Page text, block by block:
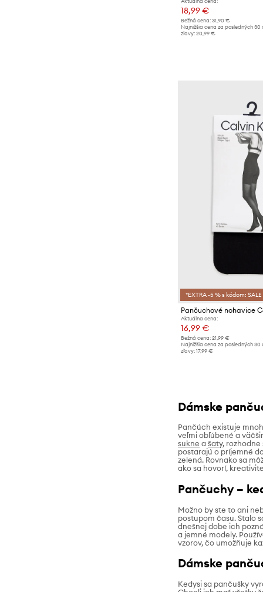
18,99 €
Bežná cena: 31,90 €
Najnižšia cena za posledných
zľavy: 20,99 €
*EXTRA -5 % s kódom: SALE
Pančuchové nohavice
Aktuálna cena:
16,99 €
Bežná cena: 21,99 €
Najnižšia cena za posledných
zľavy: 17,99 €
Dámske
Pančúch existuje
veľmi obľúbené a
sukne ašaty,
postarajú o príjemné
zelená. Rovnako sa
ako sa hovorí,
Pančuchy –
Možno by ste to ani
postupom času. Stalo
dnešnej dobe ich
a jemné modely.
vzorov, čo umožňuje
Dámske
Kedysi sa pančušky